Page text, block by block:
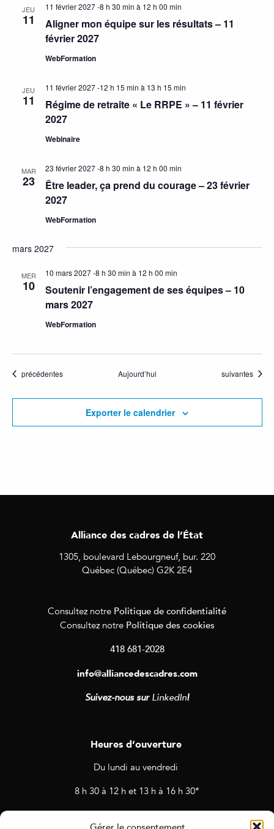
JEU
11
Aligner mon équipe sur les résultats – 11
février 2027
11 février 2027 -8 h 30 min à 12 h 00 min
WebFormation
JEU
11
Régime de retraite « Le RRPE » – 11 février
2027
11 février 2027 -12 h 15 min à 13 h 15 min
Webinaire
MAR
23
Être leader, ça prend du courage – 23 février
2027
23 février 2027 -8 h 30 min à 12 h 00 min
WebFormation
mars 2027
MER
10
Soutenir l’engagement de ses équipes – 10
mars 2027
10 mars 2027 -8 h 30 min à 12 h 00 min
WebFormation
Activités
précédentes Aujourd’hui Activités
suivantes
Exporter le calendrier
Alliance des cadres de l’État
1305, boulevard Lebourgneuf, bur. 220
Québec (Québec) G2K 2E4
Consultez notre Politique de confidentialité
Consultez notre Politique des cookies
418 681-2028
info@alliancedescadres.com
Suivez-nous sur LinkedIn!
Heures d’ouverture
Du lundi au vendredi
8 h 30 à 12 h et 13 h à 16 h 30*